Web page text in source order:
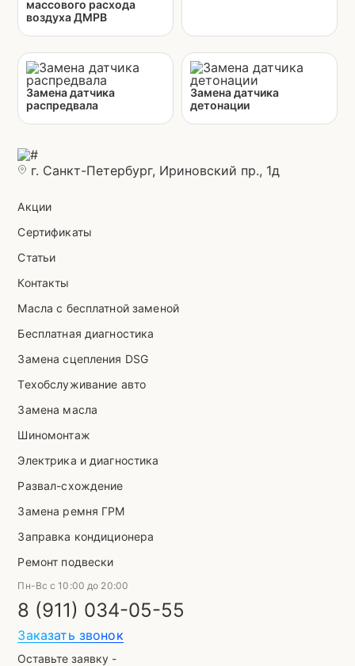
массового расхода
воздуха ДМРВ
Замена датчика
распредвала
Замена датчика
детонации
г. Санкт-Петербург, Ириновский пр., 1д
Акции
Сертификаты
Статьи
Контакты
Масла с бесплатной заменой
Бесплатная диагностика
Замена сцепления DSG
Техобслуживание авто
Замена масла
Шиномонтаж
Электрика и диагностика
Развал-схождение
Замена ремня ГРМ
Заправка кондиционера
Ремонт подвески
Пн-Вс с 10:00 до 20:00
8 (911) 034-05-55
Заказать звонок
Оставьте заявку -